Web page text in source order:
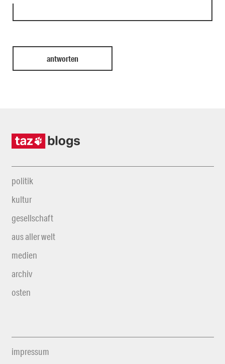
politik
kultur
gesellschaft
aus aller welt
medien
archiv
osten
impressum